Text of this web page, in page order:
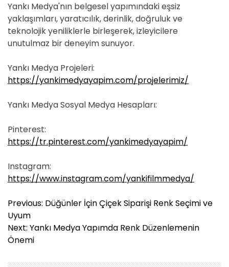
Yankı Medya'nın belgesel yapımındaki eşsiz
yaklaşımları, yaratıcılık, derinlik, doğruluk ve
teknolojik yeniliklerle birleşerek, izleyicilere
unutulmaz bir deneyim sunuyor.
Yankı Medya Projeleri:
https://yankimedyayapim.com/projelerimiz/
Yankı Medya Sosyal Medya Hesapları:
Pinterest:
https://tr.pinterest.com/yankimedyayapim/
Instagram:
https://www.instagram.com/yankifilmmedya/
Y
a
z
ı
Previous: Düğünler İçin Çiçek Siparişi Renk Seçimi ve
Uyum
Next: Yankı Medya Yapımda Renk Düzenlemenin
Önemi